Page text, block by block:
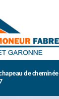
de cheminée